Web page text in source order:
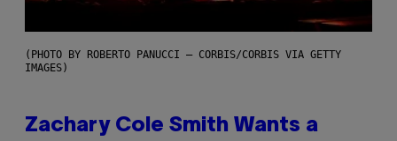
(PHOTO BY ROBERTO PANUCCI – CORBIS/CORBIS VIA GETTY
IMAGES)
Zachary Cole Smith Wants a